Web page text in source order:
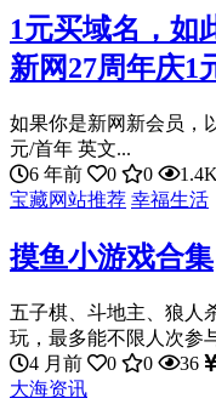
1元买域名，如
新网27周年庆1
如果你是新网新会员，
元/首年 英文...
6 年前
0 0
1.4K
宝藏网站推荐 幸福生活
摸鱼小游戏合集
五子棋、斗地主、狼人
玩，最多能不限人次参
4 月前
0 0 36
大海资讯